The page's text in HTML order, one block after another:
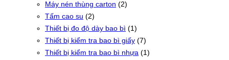
Máy nén thùng carton (2)
Tấm cao su (2)
Thiết bị đo độ dày bao bì (1)
Thiết bị kiểm tra bao bì giấy (7)
Thiết bị kiểm tra bao bì nhựa (1)